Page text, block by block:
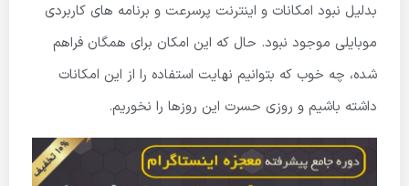
بدلیل نبود امکانات و اینترنت پرسرعت و برنامه های کاربردی
موبایلی موجود نبود. حال که این امکان برای همگان فراهم
شده، چه خوب که بتوانیم نهایت استفاده را از این امکانات
داشته باشیم و روزی حسرت این روزها را نخوریم.